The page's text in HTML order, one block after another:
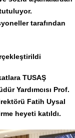
tarafından
TUSAŞ
Yardımcısı Prof.
Fatih Uysal
heyeti katıldı.